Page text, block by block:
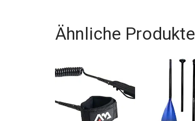
Ähnliche Produkte